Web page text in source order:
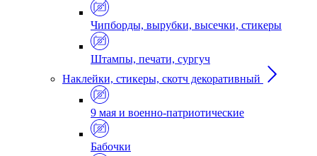
Чипборды, вырубки, высечки, стикеры
Штампы, печати, сургуч
Наклейки, стикеры, скотч декоративный
9 мая и военно-патриотические
Бабочки